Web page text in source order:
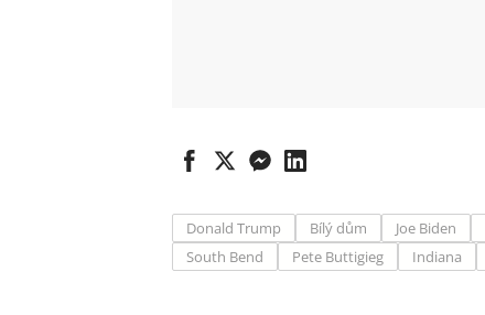
Donald Trump Bílý dům Joe Biden
South Bend
Pete Buttigieg Indiana